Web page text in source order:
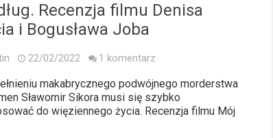
Recenzja filmu Denisa
i Bogusława Joba
22/02/2022 1 komentarz
makabrycznego podwójnego morderstwa
Sławomir Sikora musi się szybko
do więziennego życia. Recenzja filmu Mój